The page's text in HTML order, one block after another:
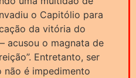
o Capitólio para
da vitória do
acusou o magnata de
Entretanto, ser
não é impedimento